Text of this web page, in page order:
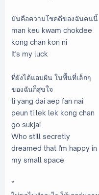
มันคือความโชคดีของฉันคนนี้
man keu kwam chokdee
kong chan kon ni
It's my luck
ที่ยังได้แอบฝัน ในพื้นที่เล็กๆ
ของฉันก็สุขใจ
ti yang dai aep fan nai
peun ti lek lek kong chan
go sukjai
Who still secretly
dreamed that I'm happy in
my small space
*